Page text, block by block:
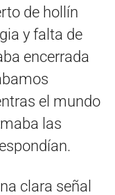
de hollín
y falta de
encerrada
el mundo
las
clara señal